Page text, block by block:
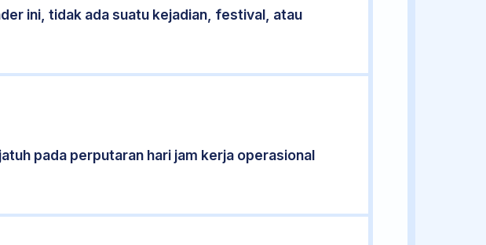
ini, tidak ada suatu kejadian, festival, atau
pada perputaran hari jam kerja operasional